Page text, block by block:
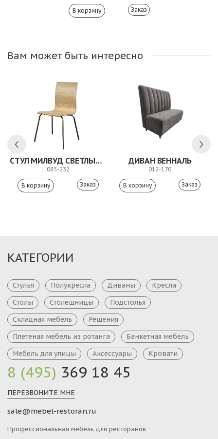
Заказ
Вам может быть интересно
СТУЛ МИЛВУД СВЕТЛЫЙ ШЕЛК
085-232
Заказ
ДИВАН ВЕННАЛЬ
012-170
Заказ
8 (495) 369 18 45
ПЕРЕЗВОНИТЕ МНЕ
sale@mebel-restoran.ru
Профессиональная мебель для ресторанов
КАТЕГОРИИ
Стулья Полукресла Диваны
Кресла
Столы
Столешницы
Подстолья
Складная мебель
Решения
Плетеная мебель из ротанга
Банкетная мебель
Мебель для улицы
Аксессуары Кровати